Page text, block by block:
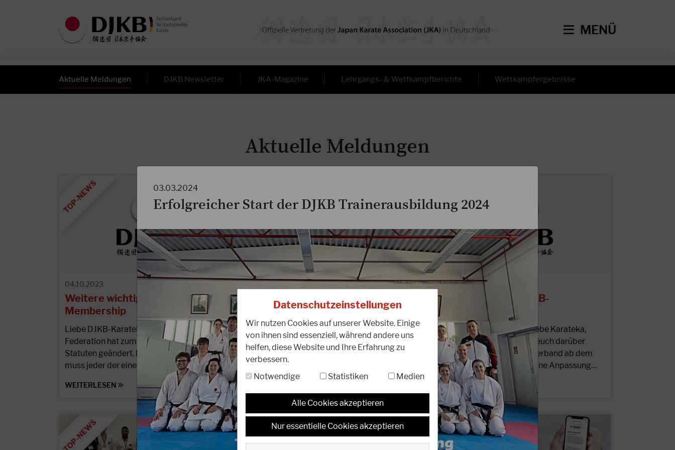
Datenschutzeinstellungen
Wir nutzen Cookies auf unserer Website. Einige
von ihnen sind essenziell, während andere uns
helfen, diese Website und Ihre Erfahrung zu
verbessern.
Notwendige
Statistiken Medien
Alle Cookies akzeptieren
Nur essentielle Cookies akzeptieren
MENÜ
Aktuelle Meldungen DJKB Newsletter JKA-Magazine Lehrgangs- & Wettkampfberichte Wettkampfergebnisse
Aktuelle Meldungen
04.10.2023
Weitere wichtige Infos zur JKA-
Membership
Liebe DJKB-Karateka, die JKA-World
Federation hat zum 01.07.2022 ihre
Statuten geändert. Laut diesen Statuten
muss jeder der eine direkte Leistung der…
WEITERLESEN
19.09.2023
JKA-Membership
Liebe Mitglieder, wie ihr vielleicht bereits
wisst, hat die JKA/WF im Juli 2022 ihre
Statuten geändert. Leider herrscht im
Augenblick große Verwirrung…
18.09.2023
Anpassung der DJKB-
Mitgliedsbeiträge
Liebe DJKB-Mitglieder, liebe Karateka,
unser Präsidium möchte euch darüber
informieren, dass unser Verband ab dem
kommenden Jahr 2024 eine Anpassung…
WEITERLESEN
03.03.2024
Erfolgreicher Start der DJKB Trainerausbildung 2024